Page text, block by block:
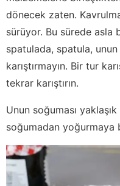
dönecek zaten.
sürüyor. Bu sürede asla
spatulada, spatula,
karıştırmayın. Bir tur
tekrar karıştırın.
Unun soğuması
soğumadan yoğurmaya